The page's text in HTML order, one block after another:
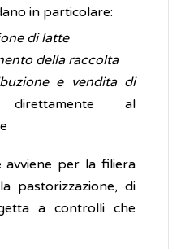
in particolare:
di latte
della raccolta
e vendita di
al
avviene per la filiera
pastorizzazione, di
a controlli che